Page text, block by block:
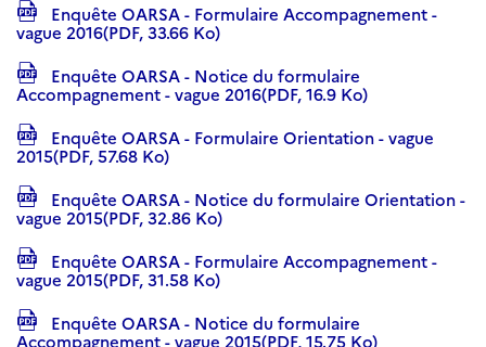
Enquête OARSA - Formulaire Accompagnement -
vague 2016(PDF, 33.66 Ko)
Enquête OARSA - Notice du formulaire
Accompagnement - vague 2016(PDF, 16.9 Ko)
Enquête OARSA - Formulaire Orientation - vague
2015(PDF, 57.68 Ko)
Enquête OARSA - Notice du formulaire Orientation -
vague 2015(PDF, 32.86 Ko)
Enquête OARSA - Formulaire Accompagnement -
vague 2015(PDF, 31.58 Ko)
Enquête OARSA - Notice du formulaire
Accompagnement - vague 2015(PDF, 15.75 Ko)